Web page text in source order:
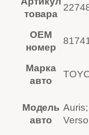
товара
OEM
номер
Марка
авто
Модель
авто
Verso